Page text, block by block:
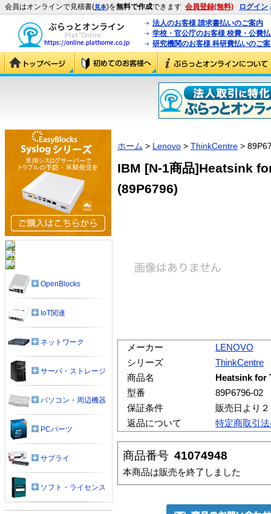
会員はオンラインで見積書(見本)を無料で作成できます 会員登録(無料) ログイン
法人のお客様 請求書払いのご案内
学校・官公庁のお客様 校費・公費
研究機関のお客様 科研費払いのご
ホーム > Lenovo > ThinkCentre >
IBM [N-1商品]Heatsink
(89P6796)
メーカー
LENOVO
シリーズ
ThinkCentre
商品名
Heatsink for
型番
89P6796-02
保証条件
販売日より
返品について
特定商取引
商品番号 41074948
本商品は販売を終了しました
OpenBlocks
IoT関連
ネットワーク
サーバ・ストレージ
パソコン・周辺機器
PCパーツ
サプライ
ソフト・ライセンス